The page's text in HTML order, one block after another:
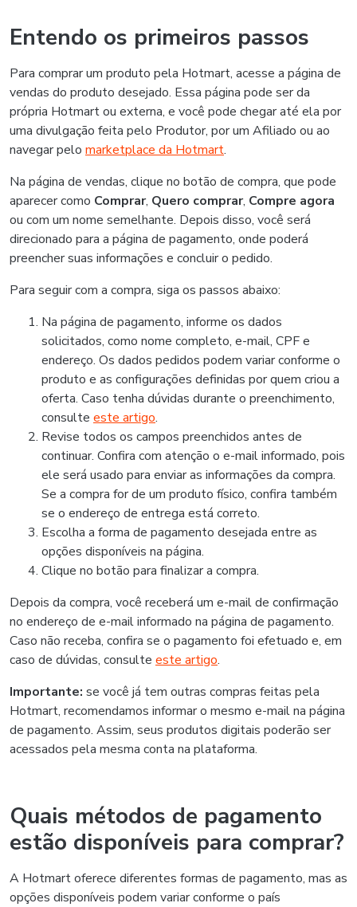
Entendo os primeiros passos
Para comprar um produto pela Hotmart, acesse a página de
vendas do produto desejado. Essa página pode ser da
própria Hotmart ou externa, e você pode chegar até ela por
uma divulgação feita pelo Produtor, por um Afiliado ou ao
navegar pelo marketplace da Hotmart.
Na página de vendas, clique no botão de compra, que pode
aparecer como Comprar, Quero comprar, Compre agora
ou com um nome semelhante. Depois disso, você será
direcionado para a página de pagamento, onde poderá
preencher suas informações e concluir o pedido.
Para seguir com a compra, siga os passos abaixo:
Na página de pagamento, informe os dados
solicitados, como nome completo, e-mail, CPF e
endereço. Os dados pedidos podem variar conforme o
produto e as configurações definidas por quem criou a
oferta. Caso tenha dúvidas durante o preenchimento,
consulte este artigo.
Revise todos os campos preenchidos antes de
continuar. Confira com atenção o e-mail informado, pois
ele será usado para enviar as informações da compra.
Se a compra for de um produto físico, confira também
se o endereço de entrega está correto.
Escolha a forma de pagamento desejada entre as
opções disponíveis na página.
Clique no botão para finalizar a compra.
Depois da compra, você receberá um e-mail de confirmação
no endereço de e-mail informado na página de pagamento.
Caso não receba, confira se o pagamento foi efetuado e, em
caso de dúvidas, consulte este artigo.
Importante: se você já tem outras compras feitas pela
Hotmart, recomendamos informar o mesmo e-mail na página
de pagamento. Assim, seus produtos digitais poderão ser
acessados pela mesma conta na plataforma.
Quais métodos de pagamento
estão disponíveis para comprar?
A Hotmart oferece diferentes formas de pagamento, mas as
opções disponíveis podem variar conforme o país